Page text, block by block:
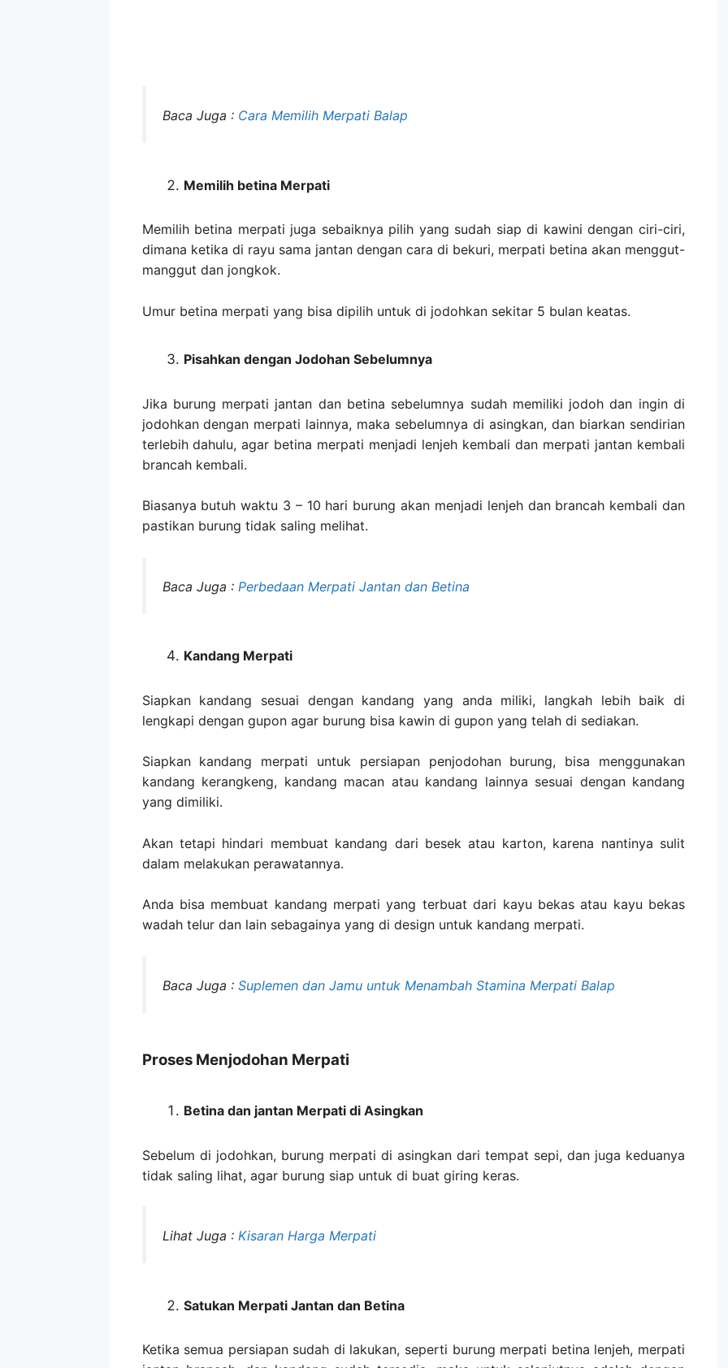
Baca Juga : Cara Memilih Merpati Balap
Memilih betina Merpati
Memilih betina merpati juga sebaiknya pilih yang sudah siap di kawini dengan ciri-ciri,
dimana ketika di rayu sama jantan dengan cara di bekuri, merpati betina akan menggut-
manggut dan jongkok.
Umur betina merpati yang bisa dipilih untuk di jodohkan sekitar 5 bulan keatas.
Pisahkan dengan Jodohan Sebelumnya
Jika burung merpati jantan dan betina sebelumnya sudah memiliki jodoh dan ingin di
jodohkan dengan merpati lainnya, maka sebelumnya di asingkan, dan biarkan sendirian
terlebih dahulu, agar betina merpati menjadi lenjeh kembali dan merpati jantan kembali
brancah kembali.
Biasanya butuh waktu 3 – 10 hari burung akan menjadi lenjeh dan brancah kembali dan
pastikan burung tidak saling melihat.
Baca Juga : Perbedaan Merpati Jantan dan Betina
Kandang Merpati
Siapkan kandang sesuai dengan kandang yang anda miliki, langkah lebih baik di
lengkapi dengan gupon agar burung bisa kawin di gupon yang telah di sediakan.
Siapkan kandang merpati untuk persiapan penjodohan burung, bisa menggunakan
kandang kerangkeng, kandang macan atau kandang lainnya sesuai dengan kandang
yang dimiliki.
Akan tetapi hindari membuat kandang dari besek atau karton, karena nantinya sulit
dalam melakukan perawatannya.
Anda bisa membuat kandang merpati yang terbuat dari kayu bekas atau kayu bekas
wadah telur dan lain sebagainya yang di design untuk kandang merpati.
Baca Juga : Suplemen dan Jamu untuk Menambah Stamina Merpati Balap
Proses Menjodohan Merpati
Betina dan jantan Merpati di Asingkan
Sebelum di jodohkan, burung merpati di asingkan dari tempat sepi, dan juga keduanya
tidak saling lihat, agar burung siap untuk di buat giring keras.
Lihat Juga : Kisaran Harga Merpati
Satukan Merpati Jantan dan Betina
Ketika semua persiapan sudah di lakukan, seperti burung merpati betina lenjeh, merpati